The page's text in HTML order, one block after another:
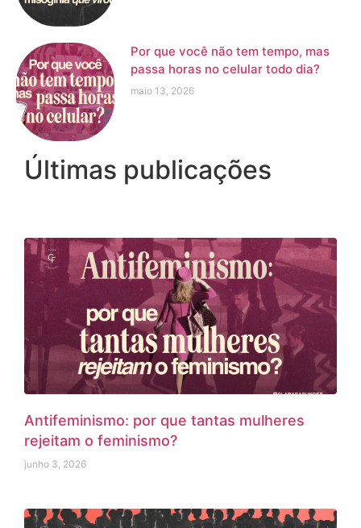
Por que você não tem tempo, mas
passa horas no celular todo dia?
maio 13, 2026
Últimas publicações
Antifeminismo: por que tantas mulheres
rejeitam o feminismo?
junho 3, 2026